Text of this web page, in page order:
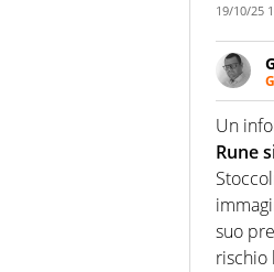
19/10/25
Un
Rune
suo
rischio